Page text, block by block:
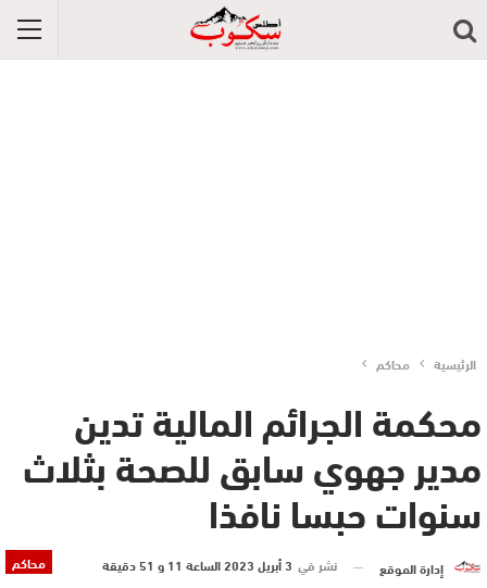
الرئيسية محاكم
محكمة الجرائم المالیة تدين
مدير جهوي سابق للصحة بثلاث
سنوات حبسا نافذا
محاكم إدارة الموقع نشر في 3 أبريل 2023 الساعة 11 و 51 دقيقة